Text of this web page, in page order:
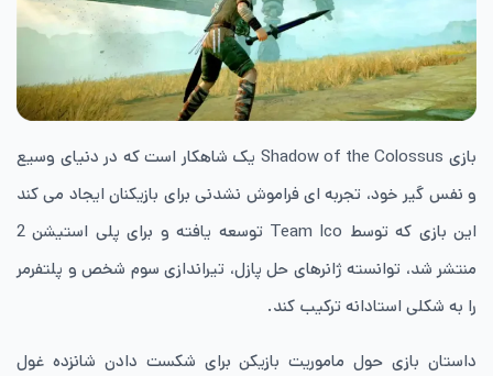
بازی Shadow of the Colossus یک شاهکار است که در دنیای وسیع
و نفس گیر خود، تجربه ای فراموش نشدنی برای بازیکنان ایجاد می کند
این بازی که توسط Team Ico توسعه یافته و برای پلی استیشن 2
منتشر شد، توانسته ژانرهای حل پازل، تیراندازی سوم شخص و پلتفرمر
را به شکلی استادانه ترکیب کند.
داستان بازی حول ماموریت بازیکن برای شکست دادن شانزده غول